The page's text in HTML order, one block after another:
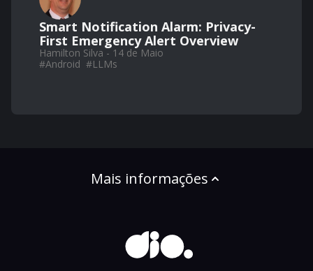
Smart Notification Alarm: Privacy-
First Emergency Alert Overview
Hamilton Silva - 14 de Maio
#Android #LLMs
Mais informações